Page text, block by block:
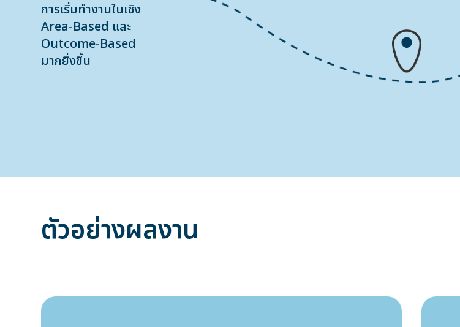
การเริ่มทำงานในเชิง
Area-Based และ
Outcome-Based
มากยิ่งขึ้น
ตัวอย่างผลงาน